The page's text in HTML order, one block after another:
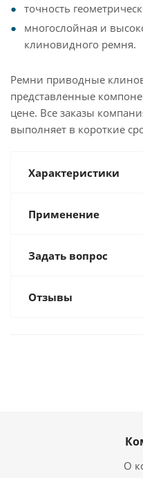
точность
многослойная и
клиновидного ремня.
Ремни приводные
представленные
цене. Все заказы
выполняет в короткие
Характеристики
Применение
Задать вопрос
Отзывы
О